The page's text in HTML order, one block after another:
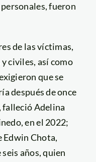
fueron
de las víctimas,
civiles, así como
que se
después de once
falleció Adelina
en el 2022;
Edwin Chota,
años, quien